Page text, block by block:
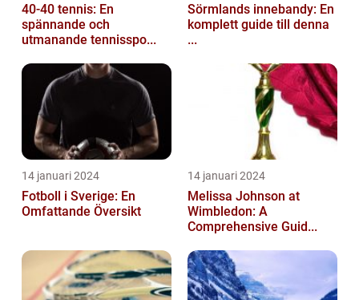
40-40 tennis: En
spännande och
utmanande tennisspo...
Sörmlands innebandy: En
komplett guide till denna
...
14 januari 2024
Fotboll i Sverige: En
Omfattande Översikt
14 januari 2024
Melissa Johnson at
Wimbledon: A
Comprehensive Guid...